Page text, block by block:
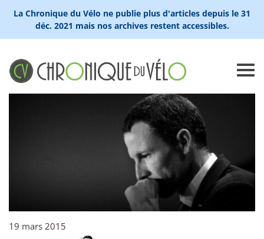
La Chronique du Vélo ne publie plus d'articles depuis le 31
déc. 2021 mais nos archives restent accessibles.
19 mars 2015